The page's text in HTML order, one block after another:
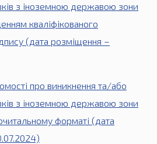
з іноземною державою зони
кваліфікованого
(дата розміщення –
про виникнення та/або
з іноземною державою зони
форматі (дата